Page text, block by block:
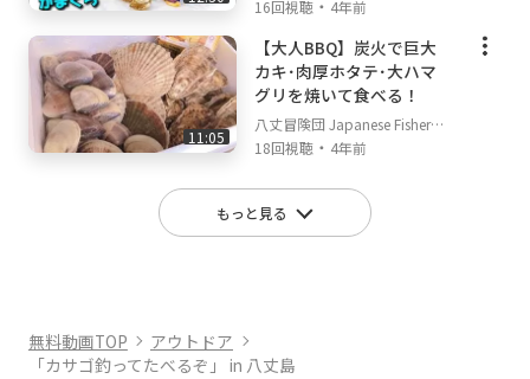
an's TV
16回視聴 ・ 4年前
11:05
【大人BBQ】炭火で巨大
カキ･肉厚ホタテ･大ハマ
グリを焼いて食べる！
八丈冒険団 Japanese Fisherm
an's TV
18回視聴 ・ 4年前
もっと見る
無料動画TOP
アウトドア
「カサゴ釣ってたべるぞ」 in 八丈島